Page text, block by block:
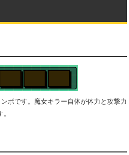
ボです。魔女キラー自体が体力と攻撃力